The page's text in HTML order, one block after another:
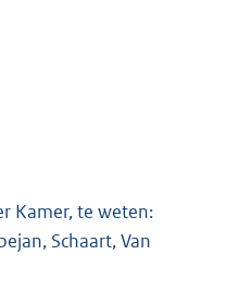
Kamer, te weten:
Schaart, Van